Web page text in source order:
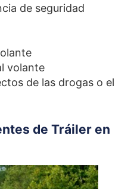
de seguridad
volante
de las drogas o el
de Tráiler en